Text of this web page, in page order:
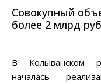
Совокупный
более 2 млрд
В Колыванском
началась